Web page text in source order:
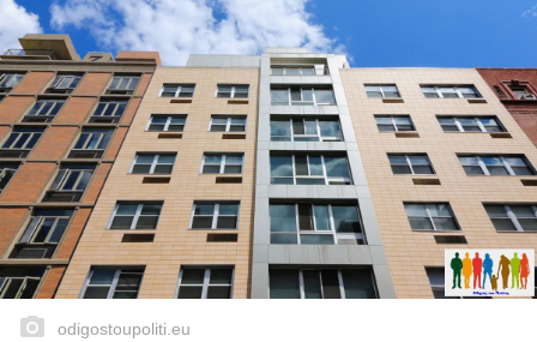
odigostoupoliti.eu